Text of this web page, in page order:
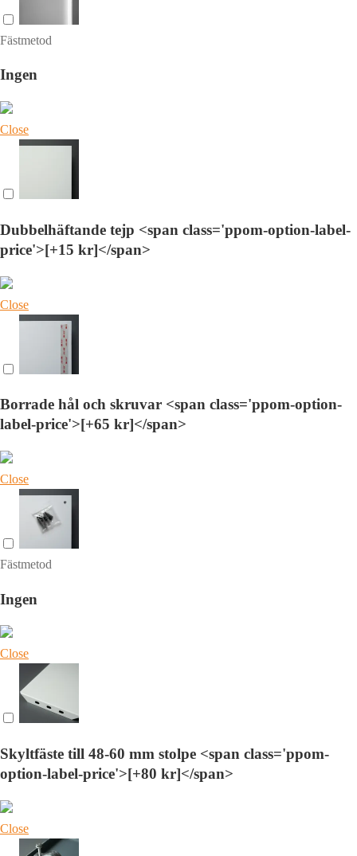
Fästmetod
Ingen
Close
Dubbelhäftande tejp <span class='ppom-option-label-
price'>[+15 kr]</span>
Close
Borrade hål och skruvar <span class='ppom-option-
label-price'>[+65 kr]</span>
Close
Fästmetod
Ingen
Close
Skyltfäste till 48-60 mm stolpe <span class='ppom-
option-label-price'>[+80 kr]</span>
Close